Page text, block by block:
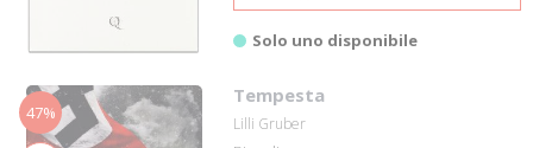
Solo uno disponibile
47%
Tempesta
Lilli Gruber